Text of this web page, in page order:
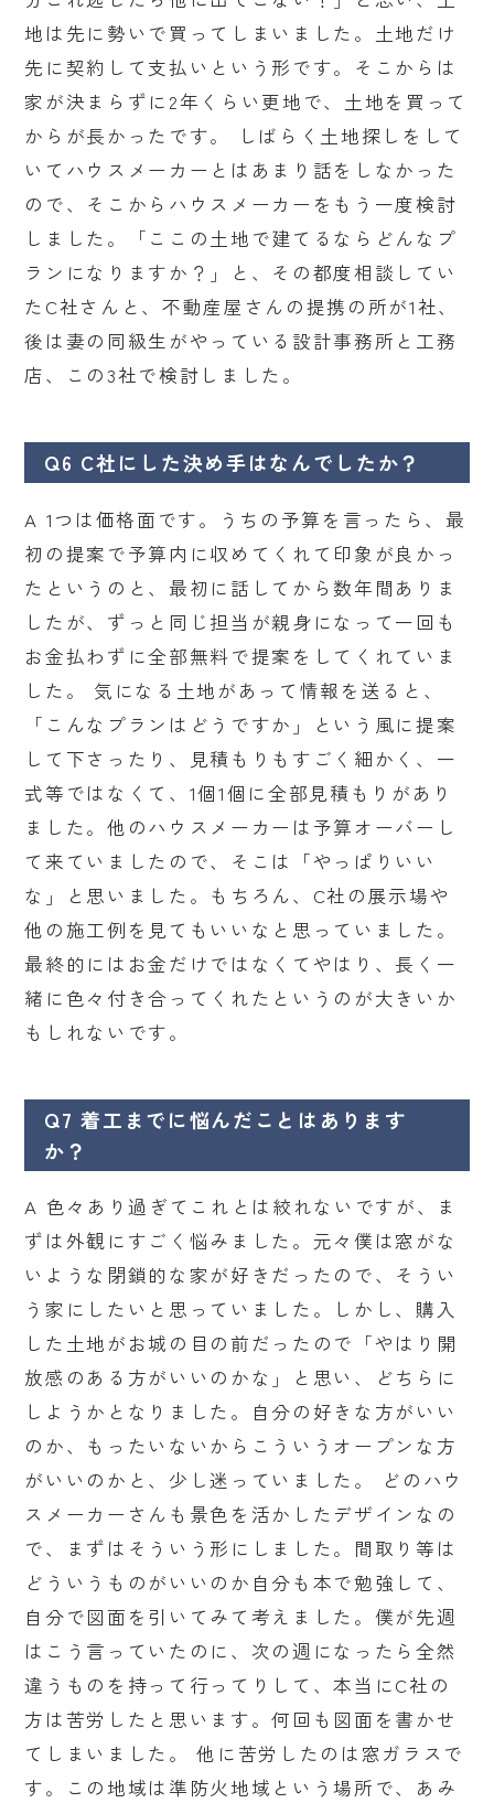
地は先に勢いで買ってしまいました。土地だけ
先に契約して支払いという形です。そこからは
家が決まらずに2年くらい更地で、土地を買って
からが長かったです。 しばらく土地探しをして
いてハウスメーカーとはあまり話をしなかった
ので、そこからハウスメーカーをもう一度検討
しました。「ここの土地で建てるならどんなプ
ランになりますか？」と、その都度相談してい
たC社さんと、不動産屋さんの提携の所が1社、
後は妻の同級生がやっている設計事務所と工務
店、この3社で検討しました。
Q6 C社にした決め手はなんでしたか？
A 1つは価格面です。うちの予算を言ったら、最
初の提案で予算内に収めてくれて印象が良かっ
たというのと、最初に話してから数年間ありま
したが、ずっと同じ担当が親身になって一回も
お金払わずに全部無料で提案をしてくれていま
した。 気になる土地があって情報を送ると、
「こんなプランはどうですか」という風に提案
して下さったり、見積もりもすごく細かく、一
式等ではなくて、1個1個に全部見積もりがあり
ました。他のハウスメーカーは予算オーバーし
て来ていましたので、そこは「やっぱりいい
な」と思いました。もちろん、C社の展示場や
他の施工例を見てもいいなと思っていました。
最終的にはお金だけではなくてやはり、長く一
緒に色々付き合ってくれたというのが大きいか
もしれないです。
Q7 着工までに悩んだことはあります
か？
A 色々あり過ぎてこれとは絞れないですが、ま
ずは外観にすごく悩みました。元々僕は窓がな
いような閉鎖的な家が好きだったので、そうい
う家にしたいと思っていました。しかし、購入
した土地がお城の目の前だったので「やはり開
放感のある方がいいのかな」と思い、どちらに
しようかとなりました。自分の好きな方がいい
のか、もったいないからこういうオープンな方
がいいのかと、少し迷っていました。 どのハウ
スメーカーさんも景色を活かしたデザインなの
で、まずはそういう形にしました。間取り等は
どういうものがいいのか自分も本で勉強して、
自分で図面を引いてみて考えました。僕が先週
はこう言っていたのに、次の週になったら全然
違うものを持って行ってりして、本当にC社の
方は苦労したと思います。何回も図面を書かせ
てしまいました。 他に苦労したのは窓ガラスで
す。この地域は準防火地域という場所で、あみ